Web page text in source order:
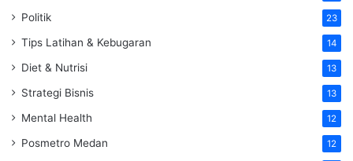
Politik 23
Tips Latihan & Kebugaran 14
Diet & Nutrisi 13
Strategi Bisnis 13
Mental Health 12
Posmetro Medan 12